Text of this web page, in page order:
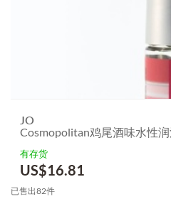
JO
Cosmopolitan鸡尾酒味水性
有存货
US$16.81
已售出82件